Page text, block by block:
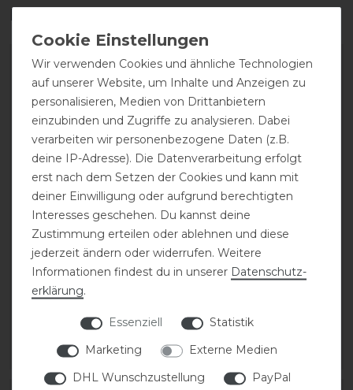
Das perfekte Zubehör für dich
DeNiro Sporenriemen
Leder
28,00 € *
ARTIKEL MERKEN
Achilles Gel
Kniestrümpfe Unisex
1 Paar
ARTIKEL MERKEN
Wir verwenden Cookies und ähnliche Technologien
auf unserer Website, um Inhalte und Anzeigen zu
personalisieren, Medien von Drittanbietern
einzubinden und Zugriffe zu analysieren. Dabei
verarbeiten wir personenbezogene Daten (z.B.
deine IP-Adresse). Die Datenverarbeitung erfolgt
erst nach dem Setzen der Cookies und kann mit
deiner Einwilligung oder aufgrund berechtigten
Interesses geschehen. Du kannst deine
Zustimmung erteilen oder ablehnen und diese
jederzeit ändern oder widerrufen. Weitere
Informationen findest du in unserer Daten­schutz­
erklärung.
Essenziell
Statistik
Marketing
Externe Medien
DHL Wunschzustellung
PayPal